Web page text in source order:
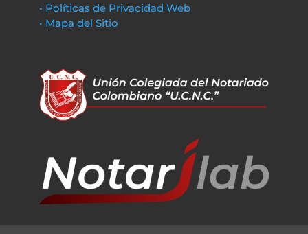
• Políticas de Privacidad Web
• Mapa del Sitio